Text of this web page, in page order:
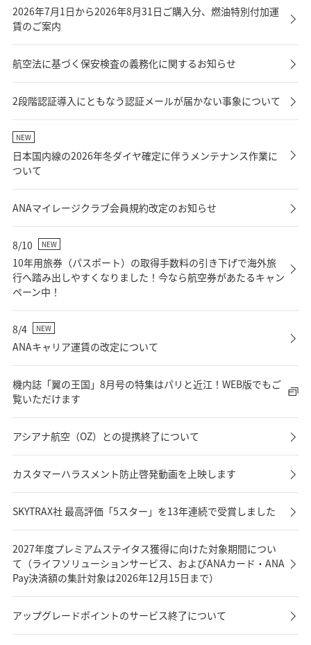
2026年7月1日から2026年8月31日ご購入分、燃油特別付加運
賃のご案内
航空法に基づく保安検査の義務化に関するお知らせ
2段階認証導入にともなう認証メールが届かない事象について
NEW
日本国内線の2026年冬ダイヤ確定に伴うメンテナンス作業に
ついて
ANAマイレージクラブ会員規約改定のお知らせ
8/10 NEW
10年用旅券（パスポート）の取得手数料の引き下げで海外旅
行へ踏み出しやすくなりました！今なら航空券があたるキャン
ペーン中！
8/4 NEW
ANAキャリア運賃の改定について
機内誌「翼の王国」8月号の特集はパリと近江！WEB版でもご
覧いただけます
アシアナ航空（OZ）との提携終了について
カスタマーハラスメント防止啓発動画を上映します
SKYTRAX社 最高評価「5スター」を13年連続で受賞しました
2027年度プレミアムステイタス獲得に向けた対象期間につい
て（ライフソリューションサービス、およびANAカード・ANA
Pay決済額の集計対象は2026年12月15日まで）
アップグレードポイントのサービス終了について